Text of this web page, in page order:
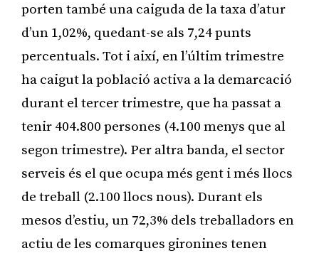
porten també una caiguda de la taxa d’atur
d’un 1,02%, quedant-se als 7,24 punts
percentuals. Tot i així, en l’últim trimestre
ha caigut la població activa a la demarcació
durant el tercer trimestre, que ha passat a
tenir 404.800 persones (4.100 menys que al
segon trimestre). Per altra banda, el sector
serveis és el que ocupa més gent i més llocs
de treball (2.100 llocs nous). Durant els
mesos d’estiu, un 72,3% dels treballadors en
actiu de les comarques gironines tenen